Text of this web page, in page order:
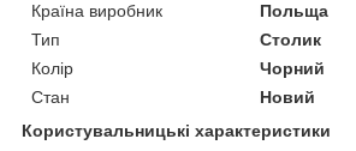
Країна виробник
Польща
Тип
Столик
Колір
Чорний
Стан
Новий
Користувальницькі характеристики